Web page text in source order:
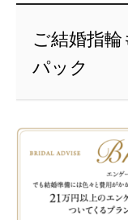
ご結婚指
パック